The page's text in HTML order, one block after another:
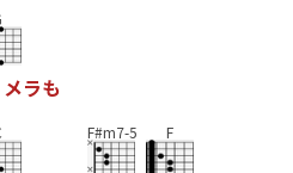
メラも
F#m7-5 F